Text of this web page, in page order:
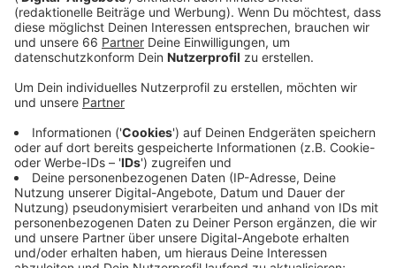
der Verkehrsinsel zwischen der Hofgartenrampe
und der Oederallee jetzt eine neue Ampelanlage.
Veröffentlicht:Samstag, 28.05.2022 06:40
Anzeige
Das Besondere daran ist, dass die Ampel für
Radfahrende dauerhaft grün ist. Für Autofahrer*innen
springt sie nur dann auf grün, wenn ein Auto an der
Ampel wartet, um abzubiegen. Die neue Ampelanlage
ist Teil des Ausbaus der neuen Radwege an dem